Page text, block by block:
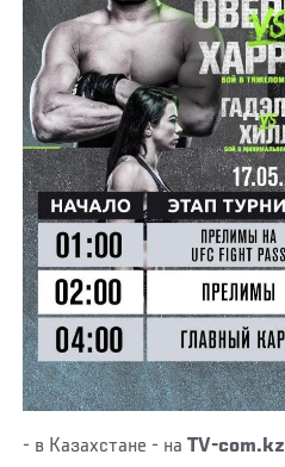
- в Казахстане - наTV-com.kz